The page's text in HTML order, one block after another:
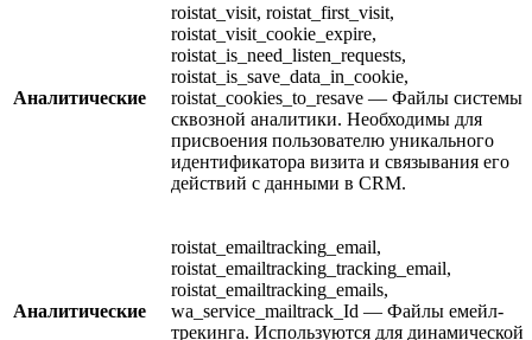
Аналитические
roistat_visit, roistat_first_visit,
roistat_visit_cookie_expire,
roistat_is_need_listen_requests,
roistat_is_save_data_in_cookie,
roistat_cookies_to_resave — Файлы системы
сквозной аналитики. Необходимы для
присвоения пользователю уникального
идентификатора визита и связывания его
действий с данными в CRM.
Аналитические
roistat_emailtracking_email,
roistat_emailtracking_tracking_email,
roistat_emailtracking_emails,
wa_service_mailtrack_Id — Файлы емейл-
трекинга. Используются для динамической